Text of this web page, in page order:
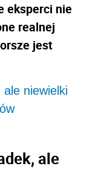
eksperci nie
realnej
jest
ale niewielki
ale